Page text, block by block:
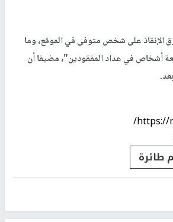
الإنقاذ على شخص متوفى في الموقع، وما
أشخاص في عداد المفقودين"، مضيفا أن
https://
طائرة